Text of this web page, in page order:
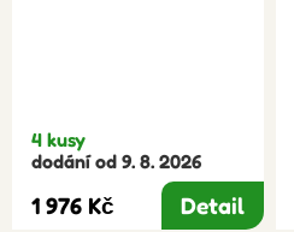
4 kusy
dodání od 9. 8. 2026
1 976 Kč Detail